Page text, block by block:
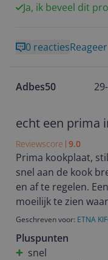
Ja, ik beveel dit
0 reactiesReageer
Adbes50
echt een prima
Reviewscore 9.0
Prima kookplaat,
snel aan de kook
en af te regelen.
moeilijk te zien
deze goed boven
is wennen en ligt
deze kookplaat
Geschreven voor: ETNA
Pluspunten
snel